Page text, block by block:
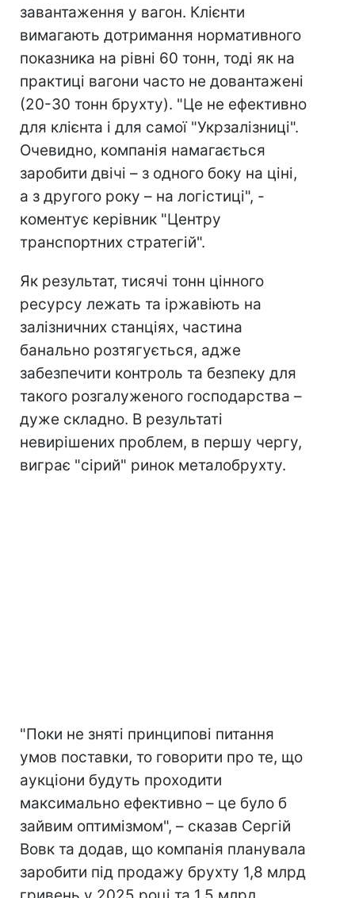
завантаження у вагон. Клієнти
вимагають дотримання нормативного
показника на рівні 60 тонн, тоді як на
практиці вагони часто не довантажені
(20-30 тонн брухту). "Це не ефективно
для клієнта і для самої "Укрзалізниці".
Очевидно, компанія намагається
заробити двічі – з одного боку на ціні,
а з другого року – на логістиці", -
коментує керівник "Центру
транспортних стратегій".
Як результат, тисячі тонн цінного
ресурсу лежать та іржавіють на
залізничних станціях, частина
банально розтягується, адже
забезпечити контроль та безпеку для
такого розгалуженого господарства –
дуже складно. В результаті
невирішених проблем, в першу чергу,
виграє "сірий" ринок металобрухту.
"Поки не зняті принципові питання
умов поставки, то говорити про те, що
аукціони будуть проходити
максимально ефективно – це було б
зайвим оптимізмом", – сказав Сергій
Вовк та додав, що компанія планувала
заробити під продажу брухту 1,8 млрд